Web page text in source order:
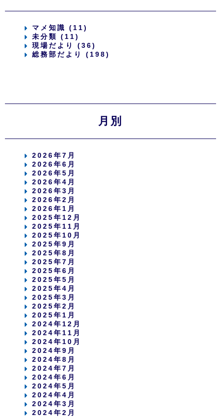
マメ知識 (11)
未分類 (11)
現場だより (36)
総務部だより (198)
月別
2026年7月
2026年6月
2026年5月
2026年4月
2026年3月
2026年2月
2026年1月
2025年12月
2025年11月
2025年10月
2025年9月
2025年8月
2025年7月
2025年6月
2025年5月
2025年4月
2025年3月
2025年2月
2025年1月
2024年12月
2024年11月
2024年10月
2024年9月
2024年8月
2024年7月
2024年6月
2024年5月
2024年4月
2024年3月
2024年2月